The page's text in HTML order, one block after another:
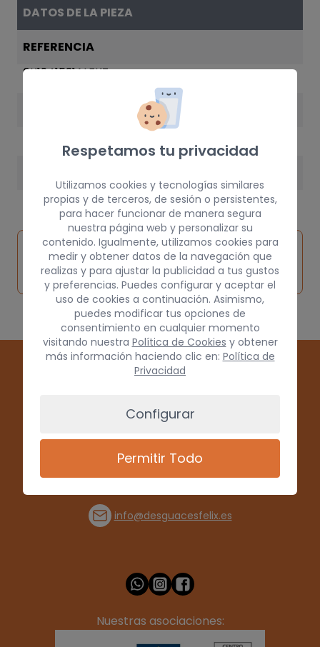
DATOS DE LA PIEZA
REFERENCIA
6K1941531ALFKZ
3 kg
Inspeccionar
vehículo de
origen
Solicitar
pieza
Consultar
por
(+34) 928 715008
info@desguacesfelix.es
Nuestras asociaciones:
Respetamos tu privacidad
Utilizamos cookies y tecnologías similares
propias y de terceros, de sesión o persistentes,
para hacer funcionar de manera segura
nuestra página web y personalizar su
contenido. Igualmente, utilizamos cookies para
medir y obtener datos de la navegación que
realizas y para ajustar la publicidad a tus gustos
y preferencias. Puedes configurar y aceptar el
uso de cookies a continuación. Asimismo,
puedes modificar tus opciones de
consentimiento en cualquier momento
visitando nuestra Política de Cookies y obtener
más información haciendo clic en: Política de
Privacidad
Configurar
Permitir Todo